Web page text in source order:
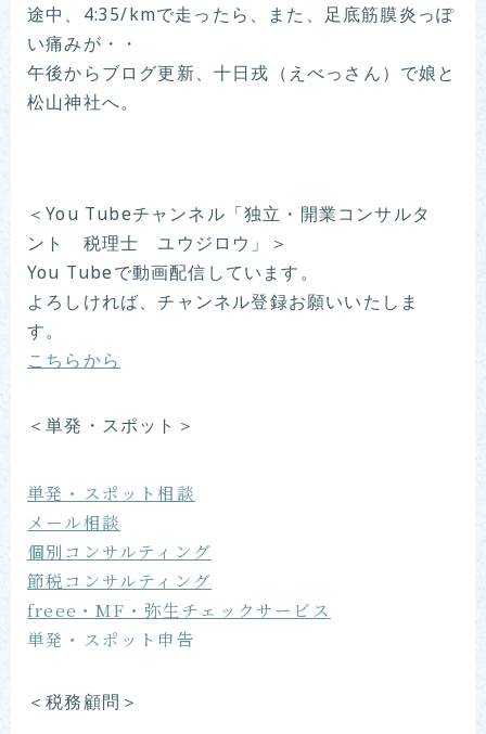
途中、4:35/kmで走ったら、また、足底筋膜炎っぽ
い痛みが・・
午後からブログ更新、十日戎（えべっさん）で娘と
松山神社へ。
＜You Tubeチャンネル「独立・開業コンサルタ
ント 税理士 ユウジロウ」＞
You Tubeで動画配信しています。
よろしければ、チャンネル登録お願いいたしま
す。
こちらから
＜単発・スポット＞
単発・スポット相談
メール相談
個別コンサルティング
節税コンサルティング
freee・MF・弥生チェックサービス
単発・スポット申告
＜税務顧問＞